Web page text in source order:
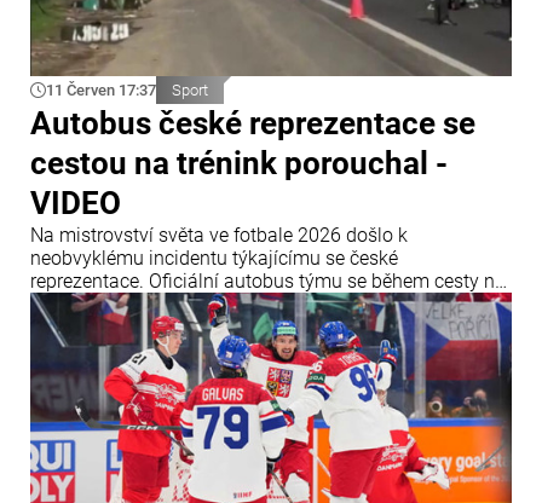
11 Červen 17:37 Sport
Autobus české reprezentace se
cestou na trénink porouchal -
VIDEO
Na mistrovství světa ve fotbale 2026 došlo k
neobvyklému incidentu týkajícímu se české
reprezentace. Oficiální autobus týmu se během cesty na
trénink v mexickém městě Zapopan nečekaně
porouchal. Porucha způsobila značné dopravní
komplikace a narušila plány českého mužstva.